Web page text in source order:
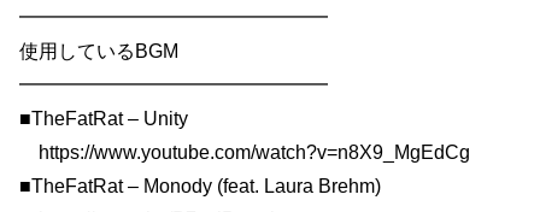
━━━━━━━━━━━━━━━━
使用しているBGM
━━━━━━━━━━━━━━━━
■TheFatRat – Unity
https://www.youtube.com/watch?v=n8X9_MgEdCg
■TheFatRat – Monody (feat. Laura Brehm)